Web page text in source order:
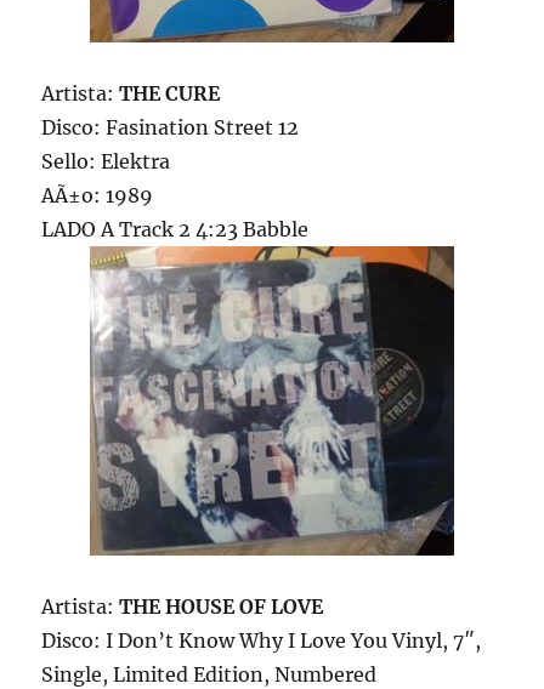
Artista:THE CURE
Disco: Fasination Street 12
Sello: Elektra
AÃ±o: 1989
LADO A Track 2 4:23 Babble
Artista:THE HOUSE OF LOVE
Disco: I Don’t Know Why I Love You Vinyl, 7″,
Single, Limited Edition, Numbered